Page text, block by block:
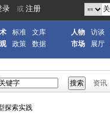
标准
文库
政策 数据
人物 访谈
市场
展厅
资讯
探索实践